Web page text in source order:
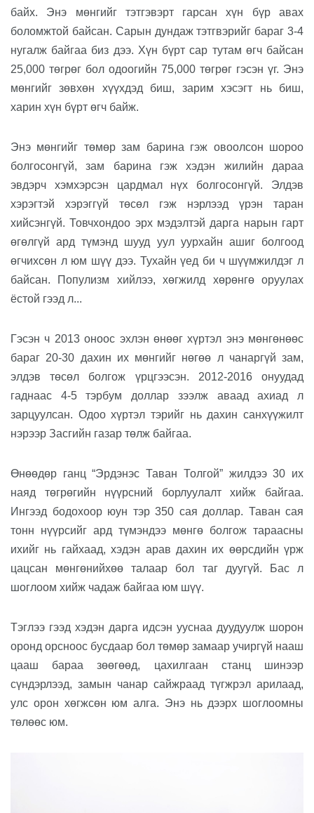
байх. Энэ мөнгийг тэтгэвэрт гарсан хүн бүр авах
боломжтой байсан. Сарын дундаж тэтгвэрийг бараг 3-4
нугалж байгаа биз дээ. Хүн бүрт сар тутам өгч байсан
25,000 төгрөг бол одоогийн 75,000 төгрөг гэсэн үг. Энэ
мөнгийгзөвхөн хүүхдэд биш, зарим хэсэгт нь биш,
харин хүн бүрт өгч байж.
Энэ мөнгийг төмөр зам барина гэж овоолсон шороо
болгосонгүй, зам барина гэж хэдэн жилийн дараа
эвдэрч хэмхэрсэн цардмалнүх болгосонгүй. Элдэв
хэрэгтэй хэрэггүй төсөл гэж нэрлээд үрэн таран
хийсэнгүй. Товчхондоо эрх мэдэлтэй дарга нарын гарт
өгөлгүй ард түмэнд шууд уул уурхайн ашиг болгоод
өгчихсөн л юм шүү дээ. Тухайн үед би ч шүүмжилдэг л
байсан. Популизм хийлээ, хөгжилд хөрөнгө оруулах
ёстой гээд л...
Гэсэн ч 2013 оноос эхлэн өнөөг хүртэл энэ мөнгөнөөс
бараг 20-30 дахин их мөнгийг нөгөө л чанаргүй зам,
элдэвтөсөл болгож үрцгээсэн. 2012-2016 онуудад
гаднаас 4-5 тэрбум доллар зээлж аваадахиад л
зарцуулсан. Одоо хүртэл тэрийг нь дахин санхүүжилт
нэрээр Засгийн газар төлж байгаа.
Өнөөдөр ганц“Эрдэнэс Таван Толгой”жилдээ 30 их
наяд төгрөгийн нүүрсний борлуулалт хийж байгаа.
И нгээд бодохоор юун тэр 350 сая доллар. Таван сая
тонн нүүрсийг ард түмэндээ мөнгө болгож тараасны
ихийг нь гайхаад, хэдэн арав дахин их өөрсдийн үрж
цацсан мөнгөнийхөө талаар бол таг дуугүй. Бас л
шоглоом хийж чадаж байгаа юм шүү.
Тэглээ гээд хэдэн дарга идсэн ууснаа дуудуулж шорон
оронд орсноос бусдаар бол төмөр замаар учиргүй нааш
цааш бараа зөөгөөд, цахилгаан станц шинээр
сүндэрлээд, замын чанар сайжраад түгжрэл арилаад,
улс орон хөгжсөн юм алга. Энэ нь дээрх шоглоомны
төлөөс юм.